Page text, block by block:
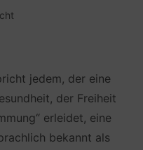
jedem, der eine
der Freiheit
erleidet, eine
bekannt als